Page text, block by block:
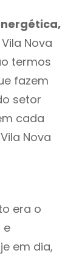
Nova
termos
fazem
setor
cada
Nova
era o
e
em dia,